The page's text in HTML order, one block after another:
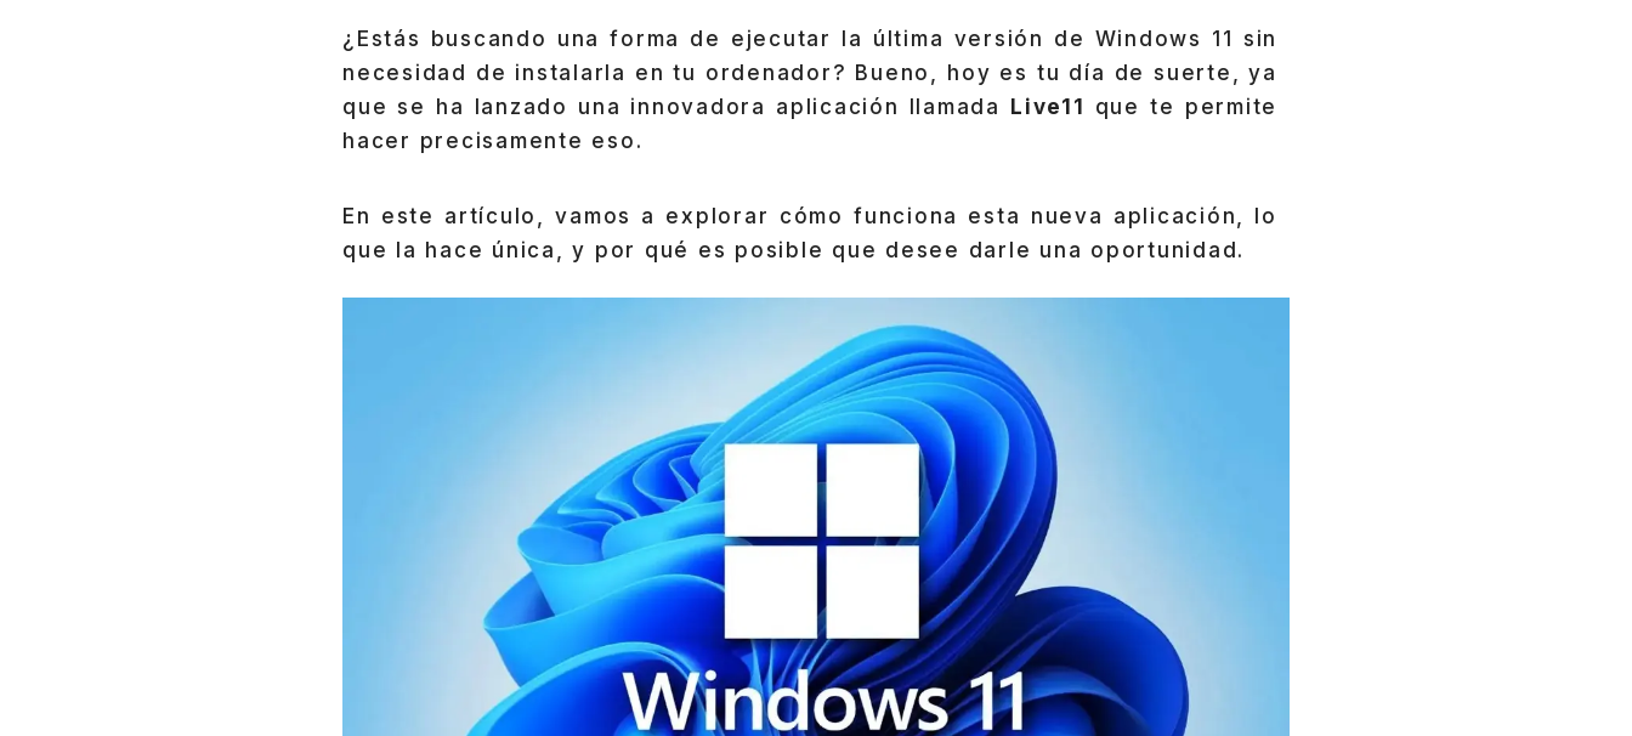
¿Estás buscando una forma de ejecutar la última versión de Windows 11 sin
necesidad de instalarla en tu ordenador? Bueno, hoy es tu día de suerte, ya
que se ha lanzado una innovadora aplicación llamada
Live11
que te permite
hacer precisamente eso.
En este artículo, vamos a explorar cómo funciona esta nueva aplicación, lo
que la hace única, y por qué es posible que desee darle una oportunidad.